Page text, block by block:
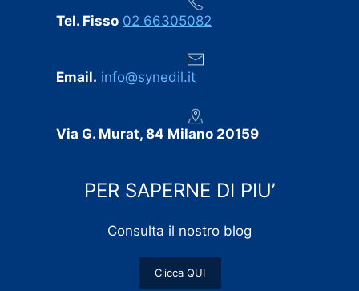
Tel. Fisso 02 66305082
Email. info@synedil.it
Via G. Murat, 84 Milano 20159
PER SAPERNE DI PIU’
Consulta il nostro blog
Clicca QUI